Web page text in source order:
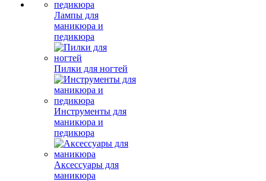
Лампы для
маникюра и
педикюра
Пилки для ногтей
Инструменты для
маникюра и
педикюра
Аксессуары для
маникюра